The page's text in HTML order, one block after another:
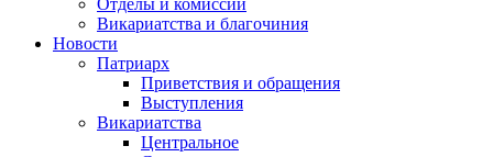
Отделы и комиссии
Викариатства и благочиния
Новости
Патриарх
Приветствия и обращения
Выступления
Викариатства
Центральное